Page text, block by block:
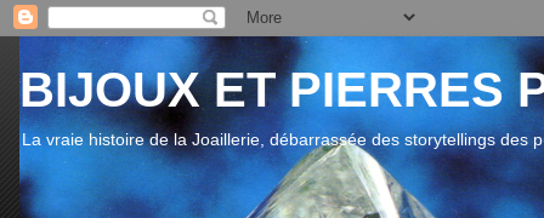
BIJOUX ET PIERRES
La vraie histoire de la Joaillerie, débarrassée des storytellings des